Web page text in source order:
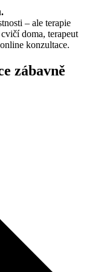
– ale terapie
doma, terapeut
konzultace.
zábavně